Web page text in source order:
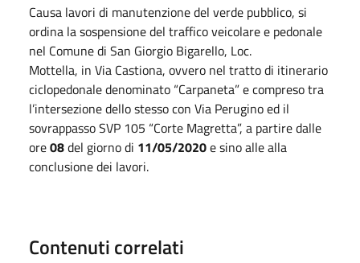
Causa lavori di manutenzione del verde pubblico, si
ordina la sospensione del traffico veicolare e pedonale
nel Comune di San Giorgio Bigarello, Loc.
Mottella, in Via Castiona, ovvero nel tratto di itinerario
ciclopedonale denominato “Carpaneta” e compreso tra
l’intersezione dello stesso con Via Perugino ed il
sovrappasso SVP 105 “Corte Magretta”, a partire dalle
ore08del giorno di 11/05/2020e sino alle alla
conclusione dei lavori.
Contenuti correlati